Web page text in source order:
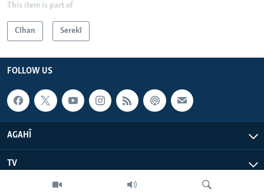
This item is part of
Cîhan Serekî
FOLLOW US
AGAHÎ
TV